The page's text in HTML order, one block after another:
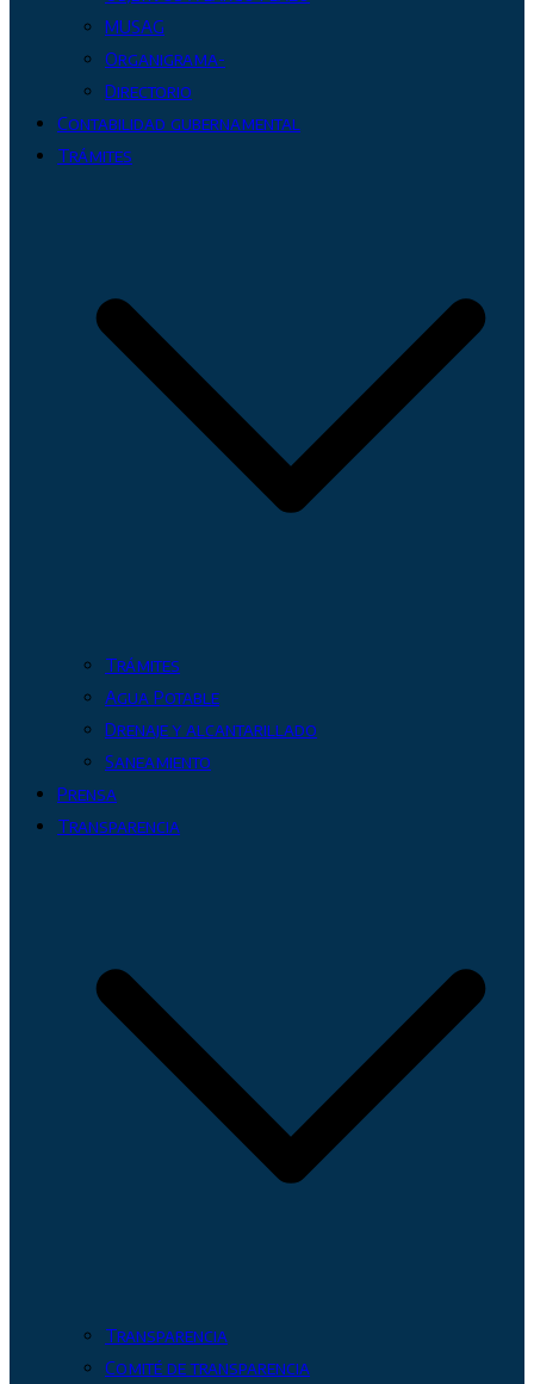
MUSAG
Organigrama-
Directorio
Contabilidad gubernamental
Trámites
Trámites
Agua Potable
Drenaje y alcantarillado
Saneamiento
Prensa
Transparencia
Transparencia
Comité de transparencia